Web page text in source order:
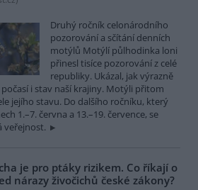
Druhý ročník celonárodního
pozorování a sčítání denních
motýlů Motýlí půlhodinka loni
přinesl tisíce pozorování z celé
republiky. Ukázal, jak výrazně
i stav naší krajiny. Motýli přitom
jejího stavu. Do dalšího ročníku, který
1.–7. června a 13.–19. července, se
veřejnost.
je pro ptáky rizikem. Co říkají o
nárazy živočichů české zákony?